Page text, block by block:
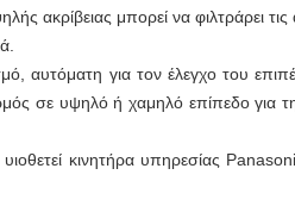
ακρίβειας μπορεί να φιλτράρει
αυτόματη για τον έλεγχο του
σε υψηλό ή χαμηλό επίπεδο για
κινητήρα υπηρεσίας